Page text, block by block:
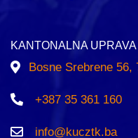
KANTONALNA
Bosne Srebrene 56,
+387 35 361 160
info@kucztk.ba